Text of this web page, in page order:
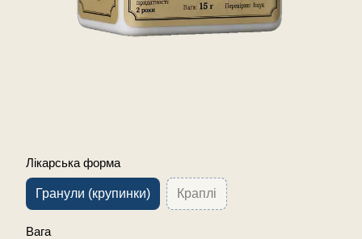
Лікарська форма
Гранули (крупинки) Краплі
Вага